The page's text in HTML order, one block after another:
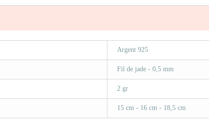
Argent 925
Fil de jade - 0,5 mm
2 gr
15 cm - 16 cm - 18,5 cm